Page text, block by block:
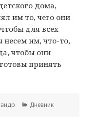
дома,
им то, чего они
для всех
им, что-то,
чтобы они
принять
Категорії
Дневник